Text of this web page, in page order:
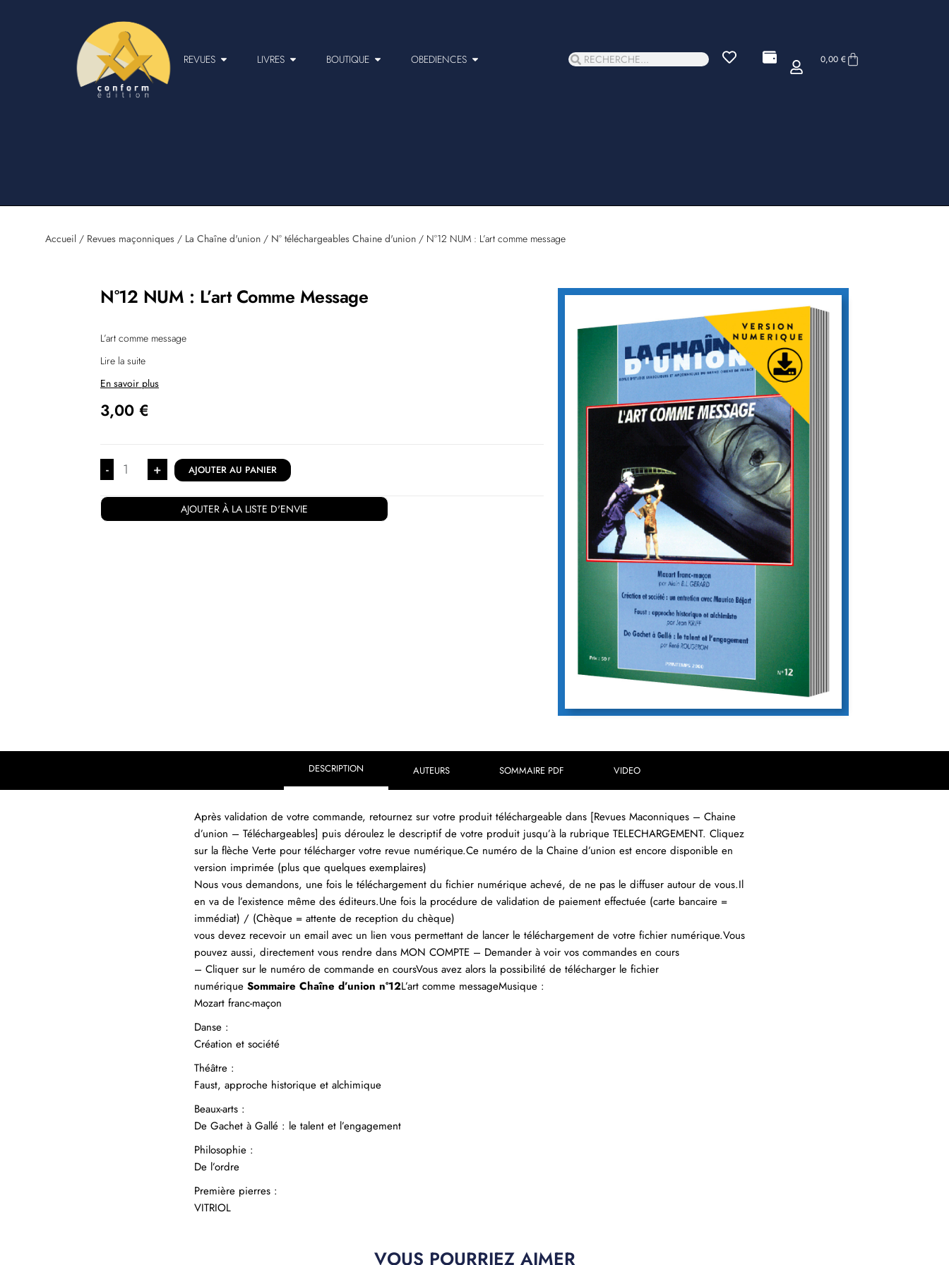
REVUES LIVRES BOUTIQUE OBEDIENCES 0,00 €
Accueil/ Revues maçonniques/ La Chaîne d'union/ N° téléchargeables Chaine d'union/ N°12 NUM : L’art comme message
N°12 NUM : L’art Comme Message
L’art comme message
Lire la suite
En savoir plus
3,00 €
- + AJOUTER AU PANIER
AJOUTER À LA LISTE D'ENVIE
DESCRIPTION AUTEURS SOMMAIRE PDF VIDEO
Après validation de votre commande, retournez sur votre produit téléchargeable dans [Revues Maconniques – Chaine
d’union – Téléchargeables] puis déroulez le descriptif de votre produit jusqu’à la rubrique TELECHARGEMENT. Cliquez
sur la flèche Verte pour télécharger votre revue numérique.Ce numéro de la Chaine d’union est encore disponible en
version imprimée (plus que quelques exemplaires)
Nous vous demandons, une fois le téléchargement du fichier numérique achevé, de ne pas le diffuser autour de vous.Il
en va de l’existence même des éditeurs.Une fois la procédure de validation de paiement effectuée (carte bancaire =
immédiat) / (Chèque = attente de reception du chèque)
vous devez recevoir un email avec un lien vous permettant de lancer le téléchargement de votre fichier numérique.Vous
pouvez aussi, directement vous rendre dans MON COMPTE – Demander à voir vos commandes en cours
– Cliquer sur le numéro de commande en coursVous avez alors la possibilité de télécharger le fichier
numérique Sommaire Chaîne d’union n°12L’art comme messageMusique :
Mozart franc-maçon
Danse :
Création et société
Théâtre :
Faust, approche historique et alchimique
Beaux-arts :
De Gachet à Gallé : le talent et l’engagement
Philosophie :
De l’ordre
Première pierres :
VITRIOL
VOUS POURRIEZ AIMER